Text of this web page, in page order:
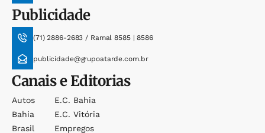
Publicidade
(71) 2886-2683 / Ramal 8585 | 8586
publicidade@grupoatarde.com.br
Canais e Editorias
Autos
Bahia
Brasil
E.c. Bahia
E.c. Vitória
Empregos